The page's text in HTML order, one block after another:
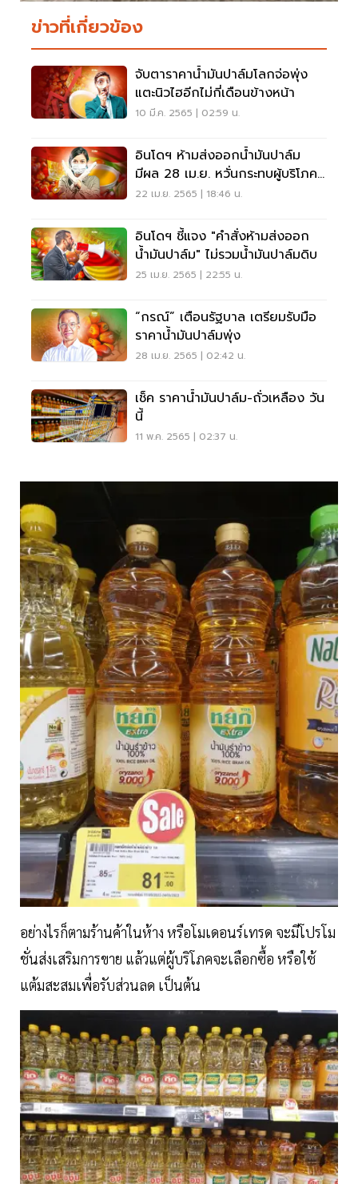
ข่าวที่เกี่ยวข้อง
จับตาราคาน้ำมันปาล์มโลกจ่อพุ่ง
แตะนิวไฮอีกไม่กี่เดือนข้างหน้า
10 มี.ค. 2565 | 02:59 น.
อินโดฯ ห้ามส่งออกน้ำมันปาล์ม
มีผล 28 เม.ย. หวั่นกระทบผู้บริโภค
ทั่วโลก
22 เม.ย. 2565 | 18:46 น.
อินโดฯ ชี้แจง "คำสั่งห้ามส่งออก
น้ำมันปาล์ม" ไม่รวมน้ำมันปาล์มดิบ
25 เม.ย. 2565 | 22:55 น.
“กรณ์” เตือนรัฐบาล เตรียมรับมือ
ราคาน้ำมันปาล์มพุ่ง
28 เม.ย. 2565 | 02:42 น.
เช็ค ราคาน้ำมันปาล์ม-ถั่วเหลือง วัน
นี้
11 พ.ค. 2565 | 02:37 น.
อย่างไรก็ตามร้านค้าในห้าง หรือโมเดอนร์เทรด จะมีโปรโม
ชั่นส่งเสริมการขาย แล้วแต่ผู้บริโภคจะเลือกซื้อ หรือใช้
แต้มสะสมเพื่อรับส่วนลด เป็นต้น